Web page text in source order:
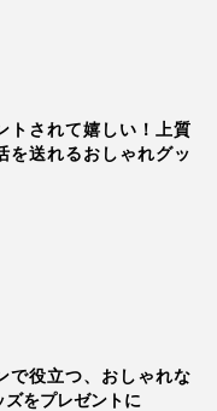
トされて嬉しい！上質
を送れるおしゃれグッ
で役立つ、おしゃれな
ズをプレゼントに